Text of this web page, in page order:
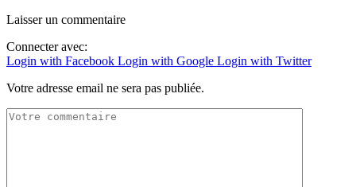
Laisser un commentaire
Connecter avec:
Login with Facebook Login with Google Login with Twitter
Votre adresse email ne sera pas publiée.